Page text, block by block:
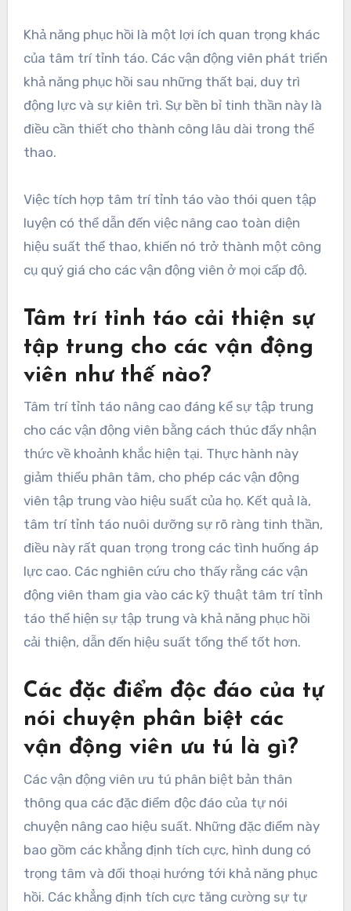
Khả năng phục hồi là một lợi ích quan trọng khác
của tâm trí tỉnh táo. Các vận động viên phát triển
khả năng phục hồi sau những thất bại, duy trì
động lực và sự kiên trì. Sự bền bỉ tinh thần này là
điều cần thiết cho thành công lâu dài trong thể
thao.
Việc tích hợp tâm trí tỉnh táo vào thói quen tập
luyện có thể dẫn đến việc nâng cao toàn diện
hiệu suất thể thao, khiến nó trở thành một công
cụ quý giá cho các vận động viên ở mọi cấp độ.
Tâm trí tỉnh táo cải thiện sự
tập trung cho các vận động
viên như thế nào?
Tâm trí tỉnh táo nâng cao đáng kể sự tập trung
cho các vận động viên bằng cách thúc đẩy nhận
thức về khoảnh khắc hiện tại. Thực hành này
giảm thiểu phân tâm, cho phép các vận động
viên tập trung vào hiệu suất của họ. Kết quả là,
tâm trí tỉnh táo nuôi dưỡng sự rõ ràng tinh thần,
điều này rất quan trọng trong các tình huống áp
lực cao. Các nghiên cứu cho thấy rằng các vận
động viên tham gia vào các kỹ thuật tâm trí tỉnh
táo thể hiện sự tập trung và khả năng phục hồi
cải thiện, dẫn đến hiệu suất tổng thể tốt hơn.
Các đặc điểm độc đáo của tự
nói chuyện phân biệt các
vận động viên ưu tú là gì?
Các vận động viên ưu tú phân biệt bản thân
thông qua các đặc điểm độc đáo của tự nói
chuyện nâng cao hiệu suất. Những đặc điểm này
bao gồm các khẳng định tích cực, hình dung có
trọng tâm và đối thoại hướng tới khả năng phục
hồi. Các khẳng định tích cực tăng cường sự tự